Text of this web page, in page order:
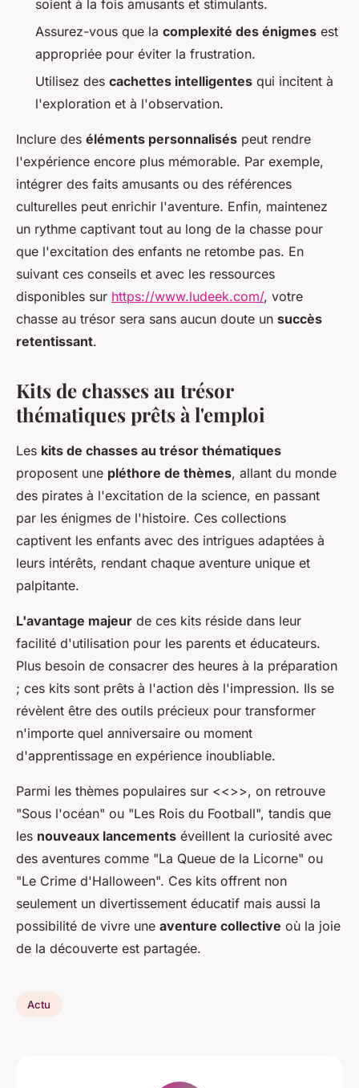
soient à la fois amusants et stimulants.
Assurez-vous que la complexité des énigmes est
appropriée pour éviter la frustration.
Utilisez des cachettes intelligentes qui incitent à
l'exploration et à l'observation.
Inclure des éléments personnalisés peut rendre
l'expérience encore plus mémorable. Par exemple,
intégrer des faits amusants ou des références
culturelles peut enrichir l'aventure. Enfin, maintenez
un rythme captivant tout au long de la chasse pour
que l'excitation des enfants ne retombe pas. En
suivant ces conseils et avec les ressources
disponibles sur https://www.ludeek.com/, votre
chasse au trésor sera sans aucun doute un succès
retentissant.
Kits de chasses au trésor
thématiques prêts à l'emploi
Les kits de chasses au trésor thématiques
proposent une pléthore de thèmes, allant du monde
des pirates à l'excitation de la science, en passant
par les énigmes de l'histoire. Ces collections
captivent les enfants avec des intrigues adaptées à
leurs intérêts, rendant chaque aventure unique et
palpitante.
L'avantage majeur de ces kits réside dans leur
facilité d'utilisation pour les parents et éducateurs.
Plus besoin de consacrer des heures à la préparation
; ces kits sont prêts à l'action dès l'impression. Ils se
révèlent être des outils précieux pour transformer
n'importe quel anniversaire ou moment
d'apprentissage en expérience inoubliable.
Parmi les thèmes populaires sur <<>>, on retrouve
"Sous l'océan" ou "Les Rois du Football", tandis que
les nouveaux lancements éveillent la curiosité avec
des aventures comme "La Queue de la Licorne" ou
"Le Crime d'Halloween". Ces kits offrent non
seulement un divertissement éducatif mais aussi la
possibilité de vivre une aventure collective où la joie
de la découverte est partagée.
Actu